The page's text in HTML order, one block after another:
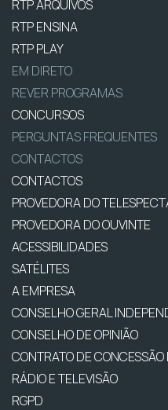
RTP ARQUIVOS
RTP ENSINA
RTP PLAY
EM DIRETO
REVER PROGRAMAS
CONCURSOS
PERGUNTAS FREQUENTES
CONTACTOS
CONTACTOS
PROVEDORA DO
PROVEDORA DO OUVINTE
ACESSIBILIDADES
SATÉLITES
A EMPRESA
CONSELHO GERAL
CONSELHO DE OPINIÃO
CONTRATO DE
RÁDIO E TELEVISÃO
RGPD